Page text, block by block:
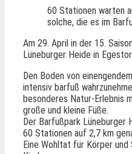
60 Stationen warten
solche, die es im
Am 29. April in der 15.
Lüneburger Heide in
Den Boden von
intensiv barfuß
besonderes Natur-Erlebnis
große und kleine Füße.
Der Barfußpark
60 Stationen auf 2,7 km
Eine Wohltat für Körper und